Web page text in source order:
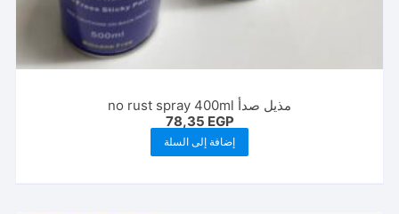
مذيل صدأ no rust spray 400ml
78,35 EGP
إضافة إلى السلة